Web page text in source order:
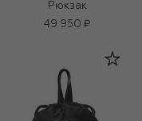
Рюкзак
49 950 ₽